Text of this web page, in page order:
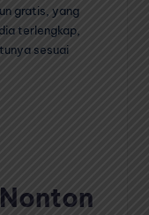
gratis, yang
terlengkap,
sesuai